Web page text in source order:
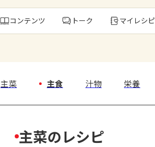
コンテンツ トーク マイレシピ
主菜 主食 汁物 栄養
主菜のレシピ